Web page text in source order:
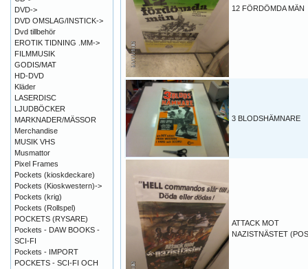
12 FÖRDÖMDA MÄN
3 BLODSHÄMNARE
ATTACK MOT
NAZISTNÄSTET
DVD->
DVD OMSLAG/INSTICK->
Dvd tillbehör
EROTIK TIDNING .MM->
FILMMUSIK
GODIS/MAT
HD-DVD
Kläder
LASERDISC
LJUDBÖCKER
MARKNADER/MÄSSOR
Merchandise
MUSIK VHS
Musmattor
Pixel Frames
Pockets (kioskdeckare)
Pockets (Kioskwestern)->
Pockets (krig)
Pockets (Rollspel)
POCKETS (RYSARE)
Pockets - DAW BOOKS -
SCI-FI
Pockets - IMPORT
POCKETS - SCI-FI OCH